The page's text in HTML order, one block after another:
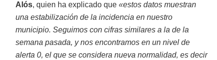
Alós, quien ha explicado que «estos datos muestran
una estabilización de la incidencia en nuestro
municipio. Seguimos con cifras similares a la de la
semana pasada, y nos encontramos en un nivel de
alerta 0, el que se considera nueva normalidad, es decir